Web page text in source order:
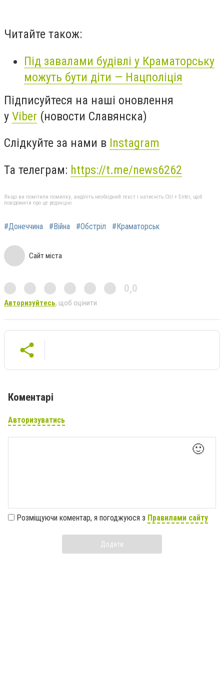
Читайте також:
Під завалами будівлі у Краматорську
можуть бути діти — Нацполіція
Підписуйтеся на наші оновлення
у Viber (новости Славянска)
Слідкуйте за нами в Instagram
Та телеграм: https://t.me/news6262
Якщо ви помітили помилку, виділіть необхідний текст і натисніть Ctrl + Enter, щоб
повідомити про це редакцію
#Донеччина #Війна #Обстріл #Краматорськ
Сайт міста
0,0
Авторизуйтесь, щоб оцінити
Коментарі
Авторизуватись
🙂
Розміщуючи коментар, я погоджуюся з Правилами сайту
Додати